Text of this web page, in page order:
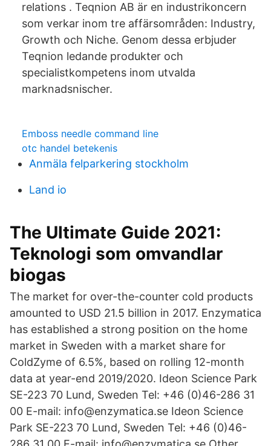
relations . Teqnion AB är en industrikoncern
som verkar inom tre affärsområden: Industry,
Growth och Niche. Genom dessa erbjuder
Teqnion ledande produkter och
specialistkompetens inom utvalda
marknadsnischer.
Emboss needle command line
otc handel betekenis
Anmäla felparkering stockholm
Land io
The Ultimate Guide 2021:
Teknologi som omvandlar
biogas
The market for over-the-counter cold products
amounted to USD 21.5 billion in 2017. Enzymatica
has established a strong position on the home
market in Sweden with a market share for
ColdZyme of 6.5%, based on rolling 12-month
data at year-end 2019/2020. Ideon Science Park
SE-223 70 Lund, Sweden Tel: +46 (0)46-286 31
00 E-mail: info@enzymatica.se Ideon Science
Park SE-223 70 Lund, Sweden Tel: +46 (0)46-